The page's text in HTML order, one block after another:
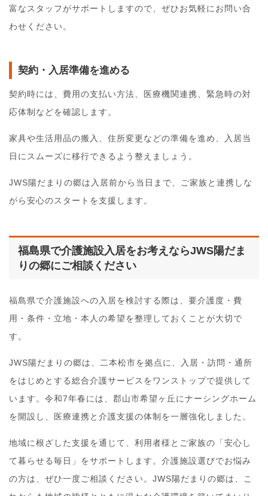
富なスタッフがサポートしますので、ぜひお気軽にお問い合
わせください。
契約・入居準備を進める
契約時には、費用の支払い方法、医療機関連携、緊急時の対
応体制などを確認します。
家具や生活用品の搬入、住所変更などの準備を進め、入居当
日にスムーズに移行できるよう整えましょう。
JWS陽だまりの郷は入居前から当日まで、ご家族と連携しな
がら安心のスタートを支援します。
福島県で介護施設入居をお考えならJWS陽だま
りの郷にご相談ください
福島県で介護施設への入居を検討する際は、要介護度・費
用・条件・立地・本人の希望を整理しておくことが大切で
す。
JWS陽だまりの郷は、二本松市を拠点に、入居・訪問・通所
をはじめとする総合介護サービスをワンストップで提供して
います。令和7年春には、郡山市希望ヶ丘にナーシングホーム
を開設し、医療連携と介護支援の体制を一層強化しました。
地域に根ざした支援を通じて、利用者様とご家族の「安心し
て暮らせる毎日」をサポートします。介護施設選びでお悩み
の方は、ぜひ一度ご相談ください。JWS陽だまりの郷は、こ